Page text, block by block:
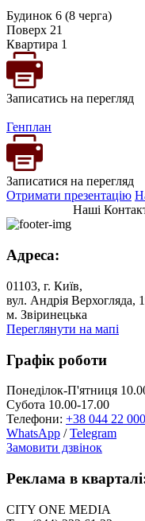
Будинок 6 (8 черга)
Поверх 21
Квартира 1
Записатись на перегляд
Генплан
Записатися на перегляд
Отримати презентацію
Наші
Адреса:
01103, г. Київ,
вул. Андрія Верхогляда,
м. Звіринецька
Переглянути на мапі
Графік роботи
Понеділок-П'ятниця
Субота 10.00-17.00
Телефони: +38 044 22
WhatsApp /Telegram
Замовити дзвінок
Реклама в
CITY ONE MEDIA